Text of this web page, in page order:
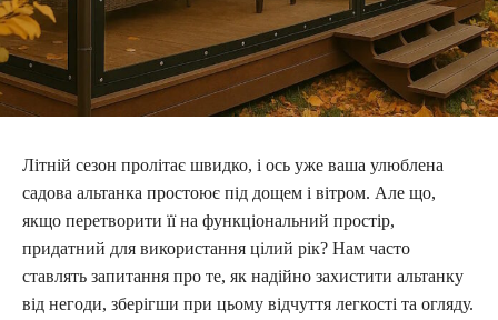
Літній сезон пролітає швидко, і ось уже ваша улюблена
садова альтанка простоює під дощем і вітром. Але що,
якщо перетворити її на функціональний простір,
придатний для використання цілий рік? Нам часто
ставлять запитання про те, як надійно захистити альтанку
від негоди, зберігши при цьому відчуття легкості та огляду.